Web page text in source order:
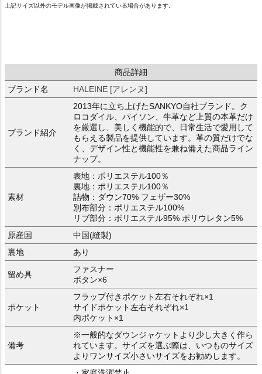
上記サイズ以外のモデル画像が掲載されている場合があります。
商品詳細
ブランド名
HALEINE [アレンヌ]
ブランド紹介
2013年に立ち上げたSANKYO自社ブランド。ク
ロコダイル、パイソン、牛革など上質の本革だけ
を厳選し、美しく機能的で、日常生活で愛用して
もらえる製品を提供しています。革の質だけでな
く、デザイン性と機能性を兼ね備えた商品ライン
ナップ。
素材
表地：ポリエステル100％
裏地：ポリエステル100％
詰物：ダウン70% フェザー30%
別布部分：ポリエステル100%
リブ部分：ポリエステル95% ポリウレタン5%
原産国
中国(縫製)
裏地
あり
留め具
ファスナー
ボタン×6
ポケット
フラップ付きポケット左右それぞれ×1
サイドポケット左右それぞれ×1
内ポケット×1
備考
※一般的なダウンジャケットより少し大きく作ら
れています。サイズを選ぶ際は、いつものサイズ
よりワンサイズ小さいサイズをお勧めします。